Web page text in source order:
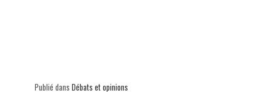
Publié dans Débats et opinions